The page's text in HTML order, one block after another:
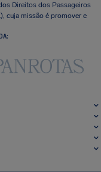
Direitos dos Passageiros
cuja missão é promover e